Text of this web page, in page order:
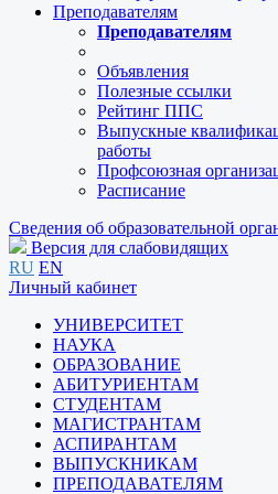
Преподавателям
Преподавателям
Объявления
Полезные ссылки
Рейтинг ППС
Выпускные
работы
Профсоюзная
Расписание
Сведения об образовательной
Версия для слабовидящих
RU EN
Личный кабинет
УНИВЕРСИТЕТ
НАУКА
ОБРАЗОВАНИЕ
АБИТУРИЕНТАМ
СТУДЕНТАМ
МАГИСТРАНТАМ
АСПИРАНТАМ
ВЫПУСКНИКАМ
ПРЕПОДАВАТЕЛЯМ